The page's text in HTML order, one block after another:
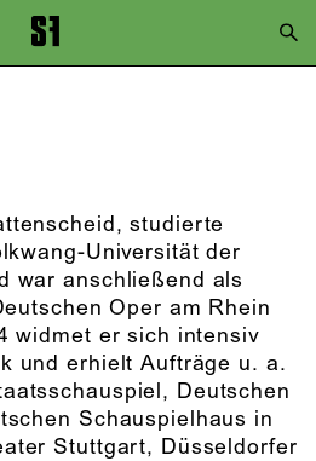
springen
studierte
Universität der
war anschließend als
Oper am Rhein
widmet er sich intensiv
und erhielt Aufträge u. a.
Deutschen
Schauspielhaus in
Stuttgart, Düsseldorfer